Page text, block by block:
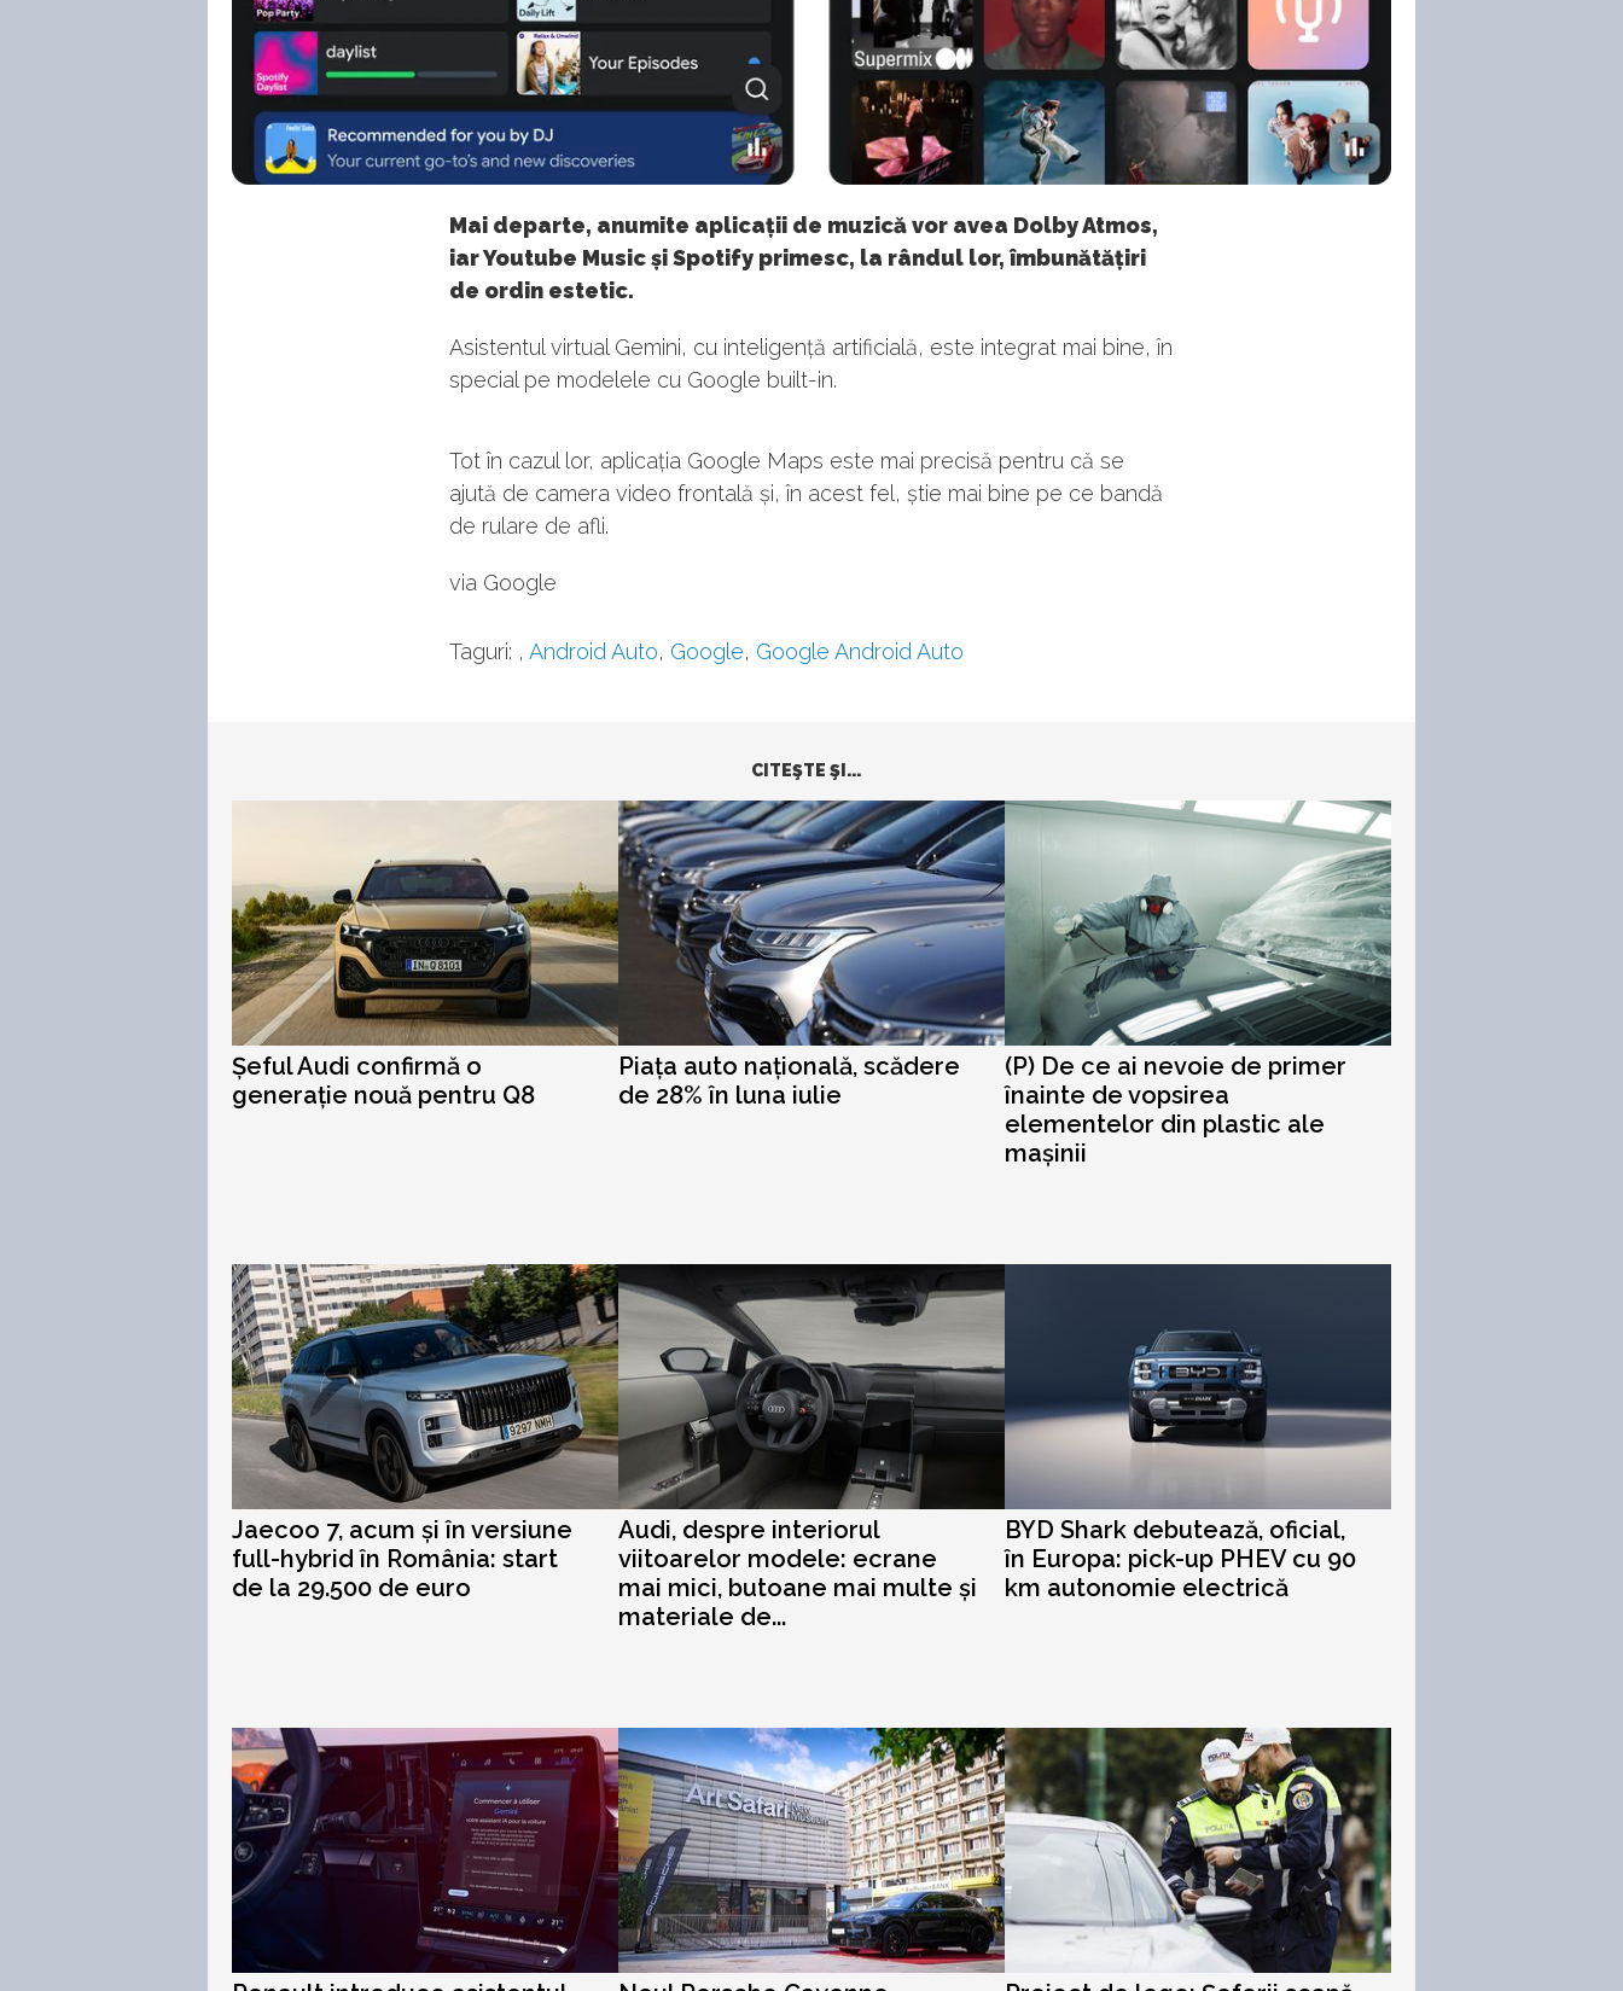
Mai departe, anumite aplicații de muzică vor avea Dolby Atmos,
iar Youtube Music și Spotify primesc, la rândul lor, îmbunătățiri
de ordin estetic.
Asistentul virtual Gemini, cu inteligență artificială, este integrat mai bine, în
special pe modelele cu Google built-in.
Tot în cazul lor, aplicația Google Maps este mai precisă pentru că se
ajută de camera video frontală și, în acest fel, știe mai bine pe ce bandă
de rulare de afli.
via Google
Taguri: , Android Auto, Google, Google Android Auto
CITEŞTE ŞI...
Șeful Audi confirmă o
generație nouă pentru Q8
Piața auto națională, scădere
de 28% în luna iulie
(P) De ce ai nevoie de primer
înainte de vopsirea
elementelor din plastic ale
mașinii
Jaecoo 7, acum și în versiune
full-hybrid în România: start
de la 29.500 de euro
Audi, despre interiorul
viitoarelor modele: ecrane
mai mici, butoane mai multe și
materiale de...
BYD Shark debutează, oficial,
în Europa: pick-up PHEV cu 90
km autonomie electrică